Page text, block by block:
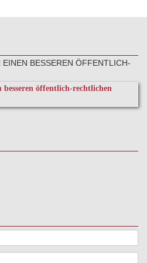
BESSEREN ÖFFENTLICH-